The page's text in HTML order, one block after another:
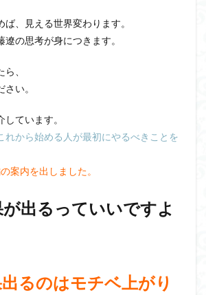
、見える世界変わります。
の思考が身につきます。
、
い。
ています。
れから始める人が最初にやるべきことを
案内を出しました。
出るっていいですよ
るのはモチベ上がり